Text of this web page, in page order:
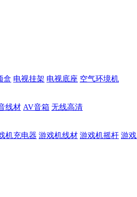
盒 电视挂架 电视底座 空气环境机
线材 AV音箱 无线高清
机充电器 游戏机线材 游戏机摇杆 游